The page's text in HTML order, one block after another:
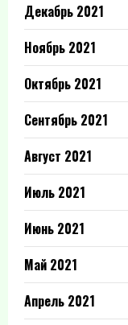
Декабрь 2021
Ноябрь 2021
Октябрь 2021
Сентябрь 2021
Август 2021
Июль 2021
Июнь 2021
Май 2021
Апрель 2021